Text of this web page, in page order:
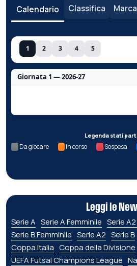
Calendario Classifica
1 2 3 4 5
Giornata 1 — 2026-27
Legenda stati
Da giocare In corso Sospesa
Leggi le
Serie A Serie A Femminile Serie
Serie B Femminile Serie A2 Serie B
Coppa Italia Coppa della Divisione
UEFA Futsal Champions League